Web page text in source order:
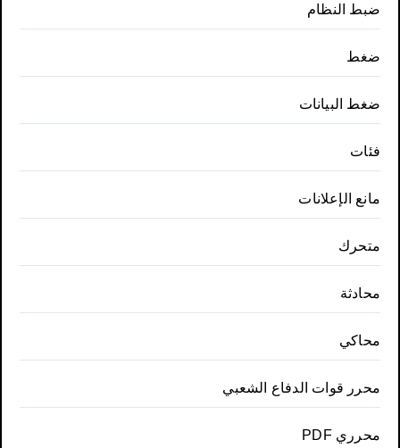
ضبط النظام
ضغط
ضغط البيانات
فئات
مانع الإعلانات
متحرك
محادثة
محاكي
محرر قوات الدفاع الشعبي
محرري PDF